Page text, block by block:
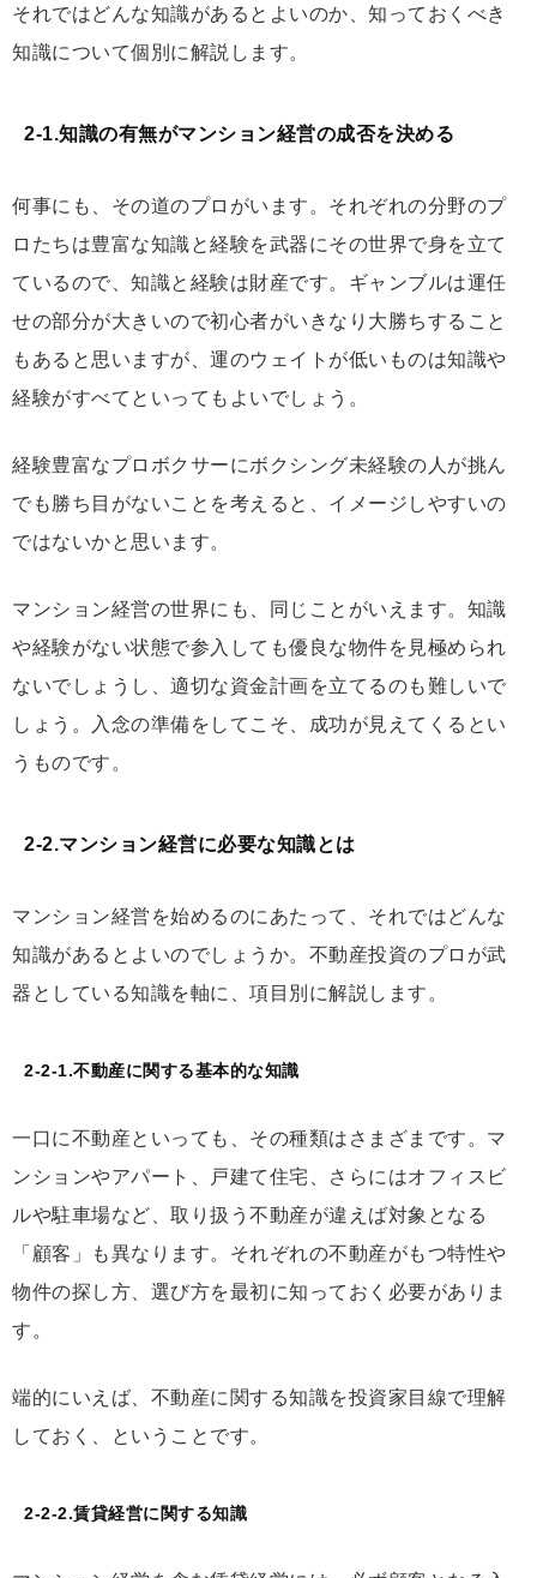
それではどんな知識があるとよいのか、知っておくべき
知識について個別に解説します。
2-1.知識の有無がマンション経営の成否を決める
何事にも、その道のプロがいます。それぞれの分野のプ
ロたちは豊富な知識と経験を武器にその世界で身を立て
ているので、知識と経験は財産です。ギャンブルは運任
せの部分が大きいので初心者がいきなり大勝ちすること
もあると思いますが、運のウェイトが低いものは知識や
経験がすべてといってもよいでしょう。
経験豊富なプロボクサーにボクシング未経験の人が挑ん
でも勝ち目がないことを考えると、イメージしやすいの
ではないかと思います。
マンション経営の世界にも、同じことがいえます。知識
や経験がない状態で参入しても優良な物件を見極められ
ないでしょうし、適切な資金計画を立てるのも難しいで
しょう。入念の準備をしてこそ、成功が見えてくるとい
うものです。
2-2.マンション経営に必要な知識とは
マンション経営を始めるのにあたって、それではどんな
知識があるとよいのでしょうか。不動産投資のプロが武
器としている知識を軸に、項目別に解説します。
2-2-1.不動産に関する基本的な知識
一口に不動産といっても、その種類はさまざまです。マ
ンションやアパート、戸建て住宅、さらにはオフィスビ
ルや駐車場など、取り扱う不動産が違えば対象となる
「顧客」も異なります。それぞれの不動産がもつ特性や
物件の探し方、選び方を最初に知っておく必要がありま
す。
端的にいえば、不動産に関する知識を投資家目線で理解
しておく、ということです。
2-2-2.賃貸経営に関する知識